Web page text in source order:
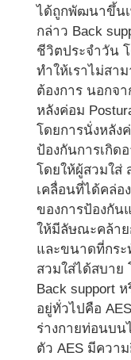
ได้ถูกพัฒนาขึ้นเ
กล่าว Back
ชีวิตประจำวัน
ทำให้เราไม่สา
ต้องการ นอกจ
หลังค่อม
โดยการนั่งหลัง
ป้องกันการเกิด
โดยให้ผู้สวมใส่
เคลื่อนที่ได้คล่อ
ของการป้องกัน
ให้มีลัษณะคล้าย
และขนาดที่กระ
สวมใส่ได้สบาย
Back support
อยู่ทั่วไปคือ
ร่างกายท่อนบน
ตัว AES มีควา